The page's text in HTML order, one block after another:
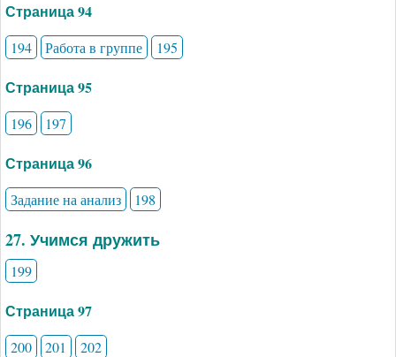
Страница 94
194 Работа в группе 195
Страница 95
196 197
Страница 96
Задание на анализ 198
27. Учимся дружить
199
Страница 97
200 201 202